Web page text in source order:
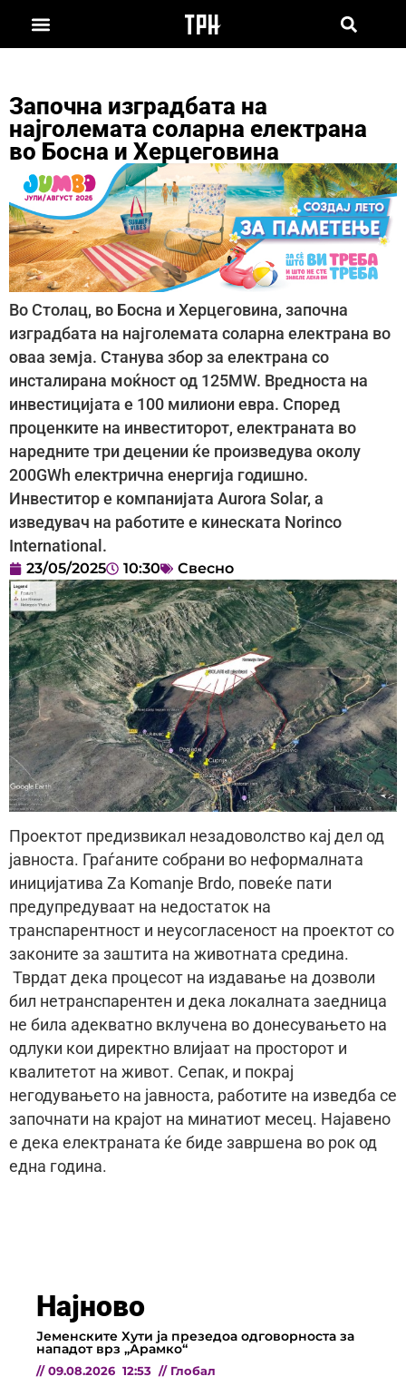
Започна изградбата на
најголемата соларна електрана
во Босна и Херцеговина
Во Столац, во Босна и Херцеговина, започна
изградбата на најголемата соларна електрана во
оваа земја. Станува збор за електрана со
инсталирана моќност од 125MW. Вредноста на
инвестицијата е 100 милиони евра. Според
проценките на инвеститорот, електраната во
наредните три децении ќе произведува околу
200GWh електрична енергија годишно.
Инвеститор е компанијата Aurora Solar, а
изведувач на работите е кинеската Norinco
International.
23/05/2025 10:30 Свесно
Проектот предизвикал незадоволство кај дел од
јавноста. Граѓаните собрани во неформалната
иницијатива Za Komanje Brdo, повеќе пати
предупредуваат на недостаток на
транспарентност и неусогласеност на проектот со
законите за заштита на животната средина.
Тврдат дека процесот на издавање на дозволи
бил нетранспарентен и дека локалната заедница
не била адекватно вклучена во донесувањето на
одлуки кои директно влијаат на просторот и
квалитетот на живот. Сепак, и покрај
негодувањето на јавноста, работите на изведба се
започнати на крајот на минатиот месец. Најавено
е дека електраната ќе биде завршена во рок од
една година.
Најново
Јеменските Хути ја презедоа одговорноста за
нападот врз „Арамко“
// 09.08.2026 12:53 // Глобал